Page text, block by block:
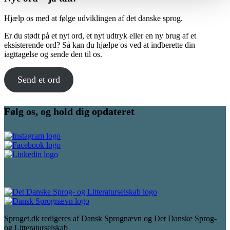
Hjælp os med at følge udviklingen af det danske sprog.
Er du stødt på et nyt ord, et nyt udtryk eller en ny brug af et
eksisterende ord? Så kan du hjælpe os ved at indberette din
iagttagelse og sende den til os.
Send et ord
Følg os, og hold dig opdateret
Sproget.dk redigeres af Dansk Sprognævn og Det Danske Sprog-
og Litteraturselskab